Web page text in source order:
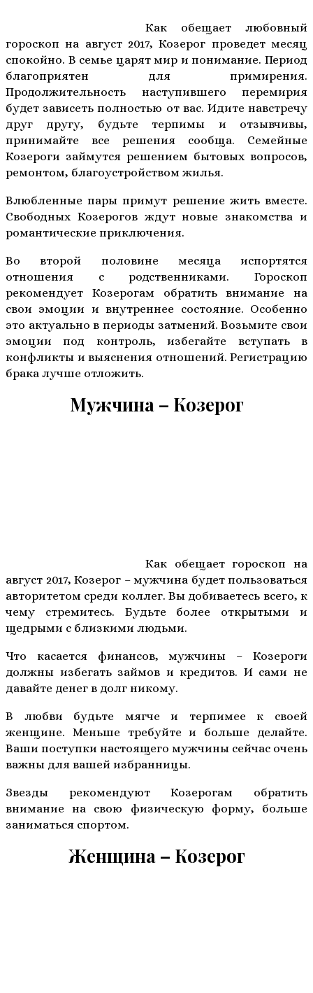
Как обещает любовный
гороскоп на август 2017, Козерог проведет месяц
спокойно. В семье царят мир и понимание. Период
благоприятен для примирения.
Продолжительность наступившего перемирия
будет зависеть полностью от вас. Идите навстречу
друг другу, будьте терпимы и отзывчивы,
принимайте все решения сообща. Семейные
Козероги займутся решением бытовых вопросов,
ремонтом, благоустройством жилья.
Влюбленные пары примут решение жить вместе.
Свободных Козерогов ждут новые знакомства и
романтические приключения.
Во второй половине месяца испортятся
отношения с родственниками. Гороскоп
рекомендует Козерогам обратить внимание на
свои эмоции и внутреннее состояние. Особенно
это актуально в периоды затмений. Возьмите свои
эмоции под контроль, избегайте вступать в
конфликты и выяснения отношений. Регистрацию
брака лучше отложить.
Мужчина – Козерог
Как обещает гороскоп на
август 2017, Козерог – мужчина будет пользоваться
авторитетом среди коллег. Вы добиваетесь всего, к
чему стремитесь. Будьте более открытыми и
щедрыми с близкими людьми.
Что касается финансов, мужчины – Козероги
должны избегать займов и кредитов. И сами не
давайте денег в долг никому.
В любви будьте мягче и терпимее к своей
женщине. Меньше требуйте и больше делайте.
Ваши поступки настоящего мужчины сейчас очень
важны для вашей избранницы.
Звезды рекомендуют Козерогам обратить
внимание на свою физическую форму, больше
заниматься спортом.
Женщина – Козерог